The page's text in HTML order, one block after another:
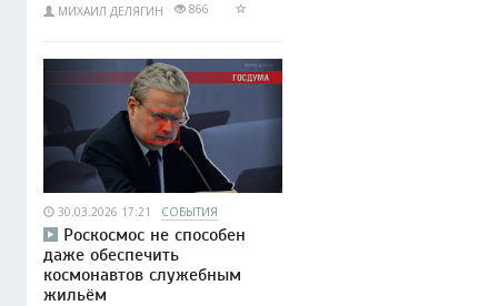
МИХАИЛ ДЕЛЯГИН 866
30.03.2026 17:21 СОБЫТИЯ
Роскосмос не способен
даже обеспечить
космонавтов служебным
жильём